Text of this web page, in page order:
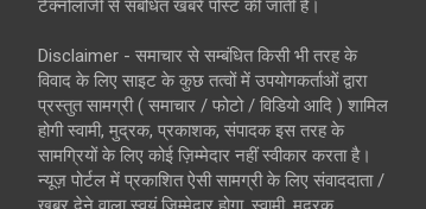
टेक्नोलॉजी से संबंधित खबरें पोस्ट की जाती है।
Disclaimer - समाचार से सम्बंधित किसी भी तरह के
विवाद के लिए साइट के कुछ तत्वों में उपयोगकर्ताओं द्वारा
प्रस्तुत सामग्री ( समाचार / फोटो / विडियो आदि ) शामिल
होगी स्वामी, मुद्रक, प्रकाशक, संपादक इस तरह के
सामग्रियों के लिए कोई ज़िम्मेदार नहीं स्वीकार करता है।
न्यूज़ पोर्टल में प्रकाशित ऐसी सामग्री के लिए संवाददाता /